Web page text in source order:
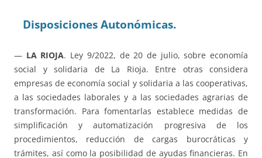
Disposiciones Autonómicas.
— LA RIOJA. Ley 9/2022, de 20 de julio, sobre economía
social y solidaria de La Rioja. Entre otras considera
empresas de economía social y solidaria a las cooperativas,
a las sociedades laborales y a las sociedades agrarias de
transformación. Para fomentarlas establece medidas de
simplificación y automatización progresiva de los
procedimientos, reducción de cargas burocráticas y
trámites, así como la posibilidad de ayudas financieras. En